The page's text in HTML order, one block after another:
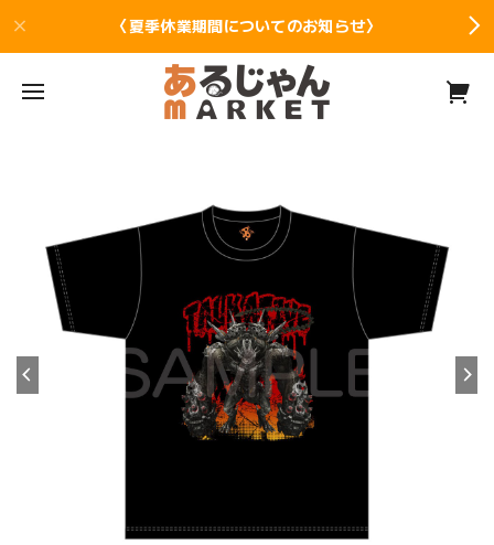
〈夏季休業期間についてのお知らせ〉